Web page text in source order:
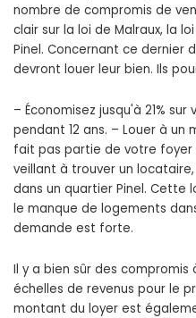
nombre de compromis de
clair sur la loi de Malraux, la
Pinel. Concernant ce dernier
devront louer leur bien. Ils
– Économisez jusqu'à 21%
pendant 12 ans. – Louer à
fait pas partie de votre foyer
veillant à trouver un
dans un quartier Pinel. Cette
le manque de logements
demande est forte.
Il y a bien sûr des
échelles de revenus pour le
montant du loyer est